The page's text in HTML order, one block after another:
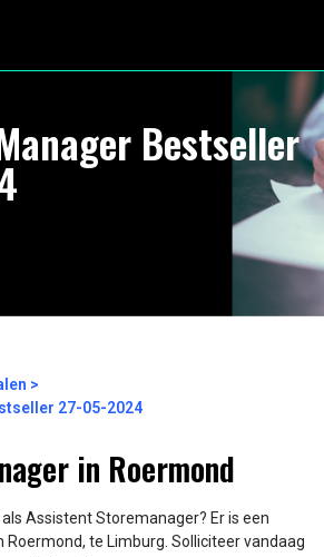
Bestseller
27-05-2024
in Roermond
Assistent Storemanager? Er is een
te Limburg. Solliciteer vandaag